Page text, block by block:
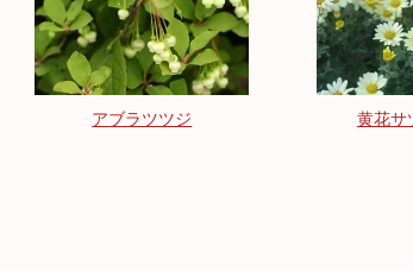
アブラツツジ 黄花サ